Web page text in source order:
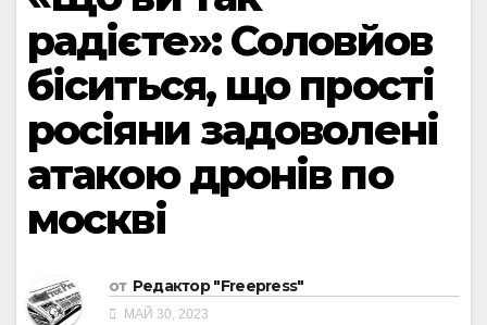
радієте»: Соловйов
біситься, що прості
росіяни задоволені
атакою дронів по
москві
от Редактор "Freepress"
МАЙ 30, 2023